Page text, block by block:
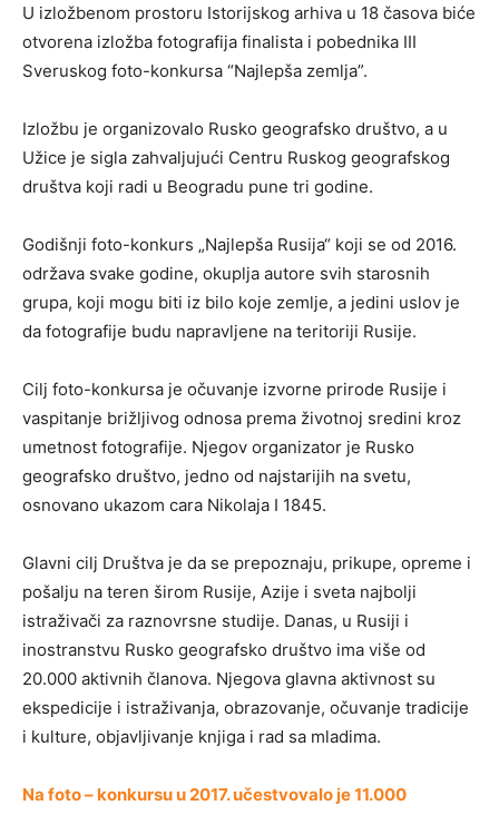
U izložbenom prostoru Istorijskog arhiva u 18 časova biće
otvorena izložba fotografija finalista i pobednika III
Sveruskog foto-konkursa “Najlepša zemlja”.
Izložbu je organizovalo Rusko geografsko društvo, a u
Užice je sigla zahvaljujući Centru Ruskog geografskog
društva koji radi u Beogradu pune tri godine.
Godišnji foto-konkurs „Najlepša Rusija“ koji se od 2016.
održava svake godine, okuplja autore svih starosnih
grupa, koji mogu biti iz bilo koje zemlje, a jedini uslov je
da fotografije budu napravljene na teritoriji Rusije.
Cilj foto-konkursa je očuvanje izvorne prirode Rusije i
vaspitanje brižljivog odnosa prema životnoj sredini kroz
umetnost fotografije. Njegov organizator je Rusko
geografsko društvo, jedno od najstarijih na svetu,
osnovano ukazom cara Nikolaja I 1845.
Glavni cilj Društva je da se prepoznaju, prikupe, opreme i
pošalju na teren širom Rusije, Azije i sveta najbolji
istraživači za raznovrsne studije. Danas, u Rusiji i
inostranstvu Rusko geografsko društvo ima više od
20.000 aktivnih članova. Njegova glavna aktivnost su
ekspedicije i istraživanja, obrazovanje, očuvanje tradicije
i kulture, objavljivanje knjiga i rad sa mladima.
Na foto – konkursu u 2017. učestvovalo je 11.000